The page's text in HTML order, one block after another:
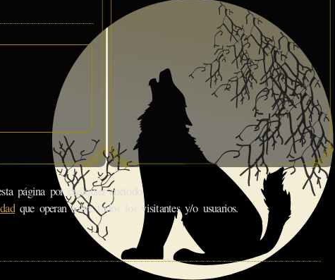
página por cualquier método.
que operan sobre todos los visitantes y/o usuarios.